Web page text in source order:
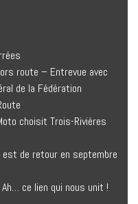
route – Entrevue avec
de la Fédération
choisit Trois-Rivières
est de retour en septembre
ce lien qui nous unit !